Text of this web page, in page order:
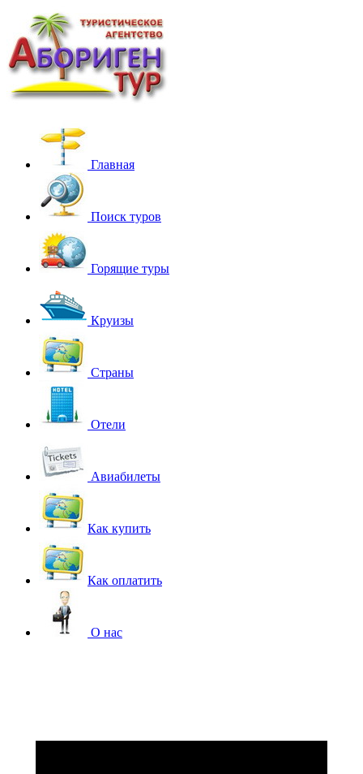
Главная
Поиск туров
Горящие туры
Круизы
Страны
Отели
Авиабилеты
Как купить
Как оплатить
О нас